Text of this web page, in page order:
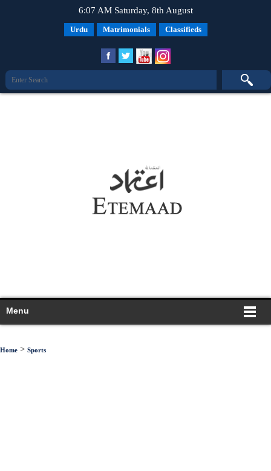
6:07 AM Saturday, 8th August
Urdu Matrimonials Classifieds
Menu
Home > Sports